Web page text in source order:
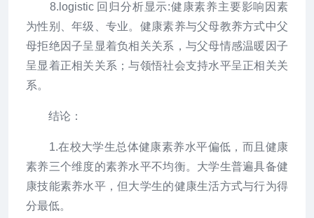
8.logistic 回归分析显示:健康素养主要影响因素
为性别、年级、专业。健康素养与父母教养方式中父
母拒绝因子呈显着负相关关系，与父母情感温暖因子
呈显着正相关关系；与领悟社会支持水平呈正相关关
系。
结论：
1.在校大学生总体健康素养水平偏低，而且健康
素养三个维度的素养水平不均衡。大学生普遍具备健
康技能素养水平，但大学生的健康生活方式与行为得
分最低。